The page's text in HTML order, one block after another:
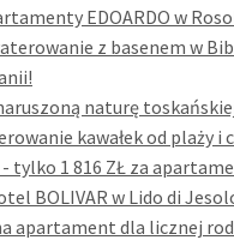
EDOARDO w
z basenem w
naturę
kawałek od plaży i
- tylko 1 816 ZŁ za
BOLIVAR w Lido di
apartament dla licznej